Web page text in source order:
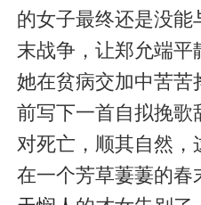
的女子最终还是没能
末战争，让郑允端平
她在贫病交加中苦苦
前写下一首自拟挽歌
对死亡，顺其自然，
在一个芳草萋萋的春